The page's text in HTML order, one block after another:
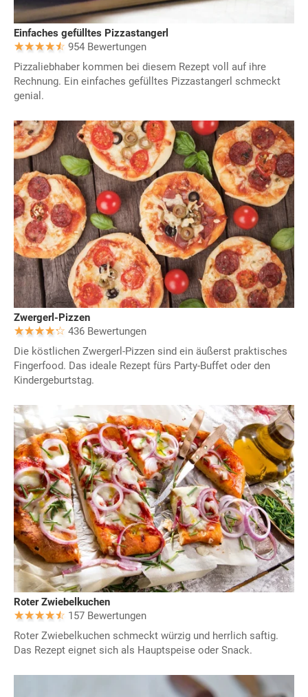
Einfaches gefülltes Pizzastangerl
954 Bewertungen
Pizzaliebhaber kommen bei diesem Rezept voll auf ihre
Rechnung. Ein einfaches gefülltes Pizzastangerl schmeckt
genial.
Zwergerl-Pizzen
436 Bewertungen
Die köstlichen Zwergerl-Pizzen sind ein äußerst praktisches
Fingerfood. Das ideale Rezept fürs Party-Buffet oder den
Kindergeburtstag.
Roter Zwiebelkuchen
157 Bewertungen
Roter Zwiebelkuchen schmeckt würzig und herrlich saftig.
Das Rezept eignet sich als Hauptspeise oder Snack.